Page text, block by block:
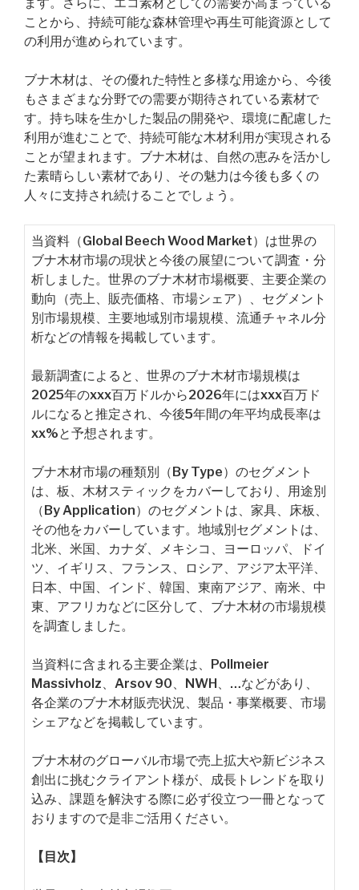
ことから、持続可能な森林管理や再生可能資源として
の利用が進められています。
ブナ木材は、その優れた特性と多様な用途から、今後
もさまざまな分野での需要が期待されている素材で
す。持ち味を生かした製品の開発や、環境に配慮した
利用が進むことで、持続可能な木材利用が実現される
ことが望まれます。ブナ木材は、自然の恵みを活かし
た素晴らしい素材であり、その魅力は今後も多くの
人々に支持され続けることでしょう。
当資料（Global Beech Wood Market）は世界の
ブナ木材市場の現状と今後の展望について調査・分
析しました。世界のブナ木材市場概要、主要企業の
動向（売上、販売価格、市場シェア）、セグメント
別市場規模、主要地域別市場規模、流通チャネル分
析などの情報を掲載しています。
最新調査によると、世界のブナ木材市場規模は
2025年のxxx百万ドルから2026年にはxxx百万ド
ルになると推定され、今後5年間の年平均成長率は
xx%と予想されます。
ブナ木材市場の種類別（By Type）のセグメント
は、板、木材スティックをカバーしており、用途別
（By Application）のセグメントは、家具、床板、
その他をカバーしています。地域別セグメントは、
北米、米国、カナダ、メキシコ、ヨーロッパ、ドイ
ツ、イギリス、フランス、ロシア、アジア太平洋、
日本、中国、インド、韓国、東南アジア、南米、中
東、アフリカなどに区分して、ブナ木材の市場規模
を調査しました。
当資料に含まれる主要企業は、Pollmeier
Massivholz、Arsov 90、NWH、…などがあり、
各企業のブナ木材販売状況、製品・事業概要、市場
シェアなどを掲載しています。
ブナ木材のグローバル市場で売上拡大や新ビジネス
創出に挑むクライアント様が、成長トレンドを取り
込み、課題を解決する際に必ず役立つ一冊となって
おりますので是非ご活用ください。
【目次】